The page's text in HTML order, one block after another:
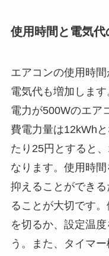
使用時間と電気代
エアコンの使用時
電気代も増加しま
電力が500Wのエア
費電力量は12kWh
たり25円とすると
なります。使用時
抑えることができ
ることが大切です
を切るか、設定温
う。また、タイマ